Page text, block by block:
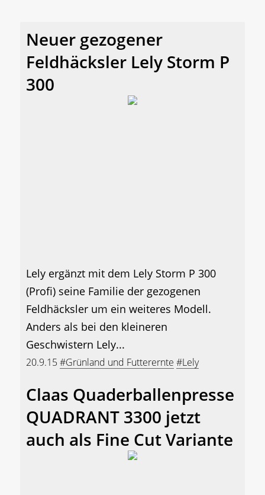
Neuer gezogener
Feldhäcksler Lely Storm P
300
Lely ergänzt mit dem Lely Storm P 300
(Profi) seine Familie der gezogenen
Feldhäcksler um ein weiteres Modell.
Anders als bei den kleineren
Geschwistern Lely...
20.9.15#Grünland und Futterernte #Lely
Claas Quaderballenpresse
QUADRANT 3300 jetzt
auch als Fine Cut Variante